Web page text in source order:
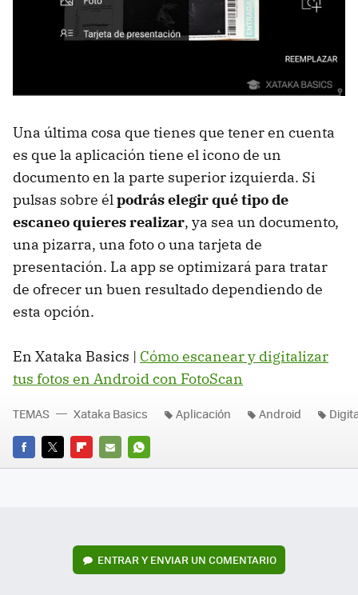
Una última cosa que tienes que tener en cuenta
es que la aplicación tiene el icono de un
documento en la parte superior izquierda. Si
pulsas sobre élpodrás elegir qué tipo de
escaneo quieres realizar, ya sea un documento,
una pizarra, una foto o una tarjeta de
presentación. La app se optimizará para tratar
de ofrecer un buen resultado dependiendo de
esta opción.
En Xataka Basics | Cómo escanear y digitalizar
tus fotos en Android con FotoScan
FACEBOOK
TWITTERFLIPBOARD
E-
WHATSAPP
TEMAS Xataka Basics Aplicación Android
ENTRAR Y ENVIAR UN COMENTARIO